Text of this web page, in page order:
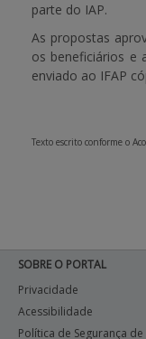
parte do IAP.
As propostas
os beneficiários e
enviado ao IFAP
Texto escrito conforme o
SOBRE O PORTAL
Privacidade
Acessibilidade
Política de Segurança de